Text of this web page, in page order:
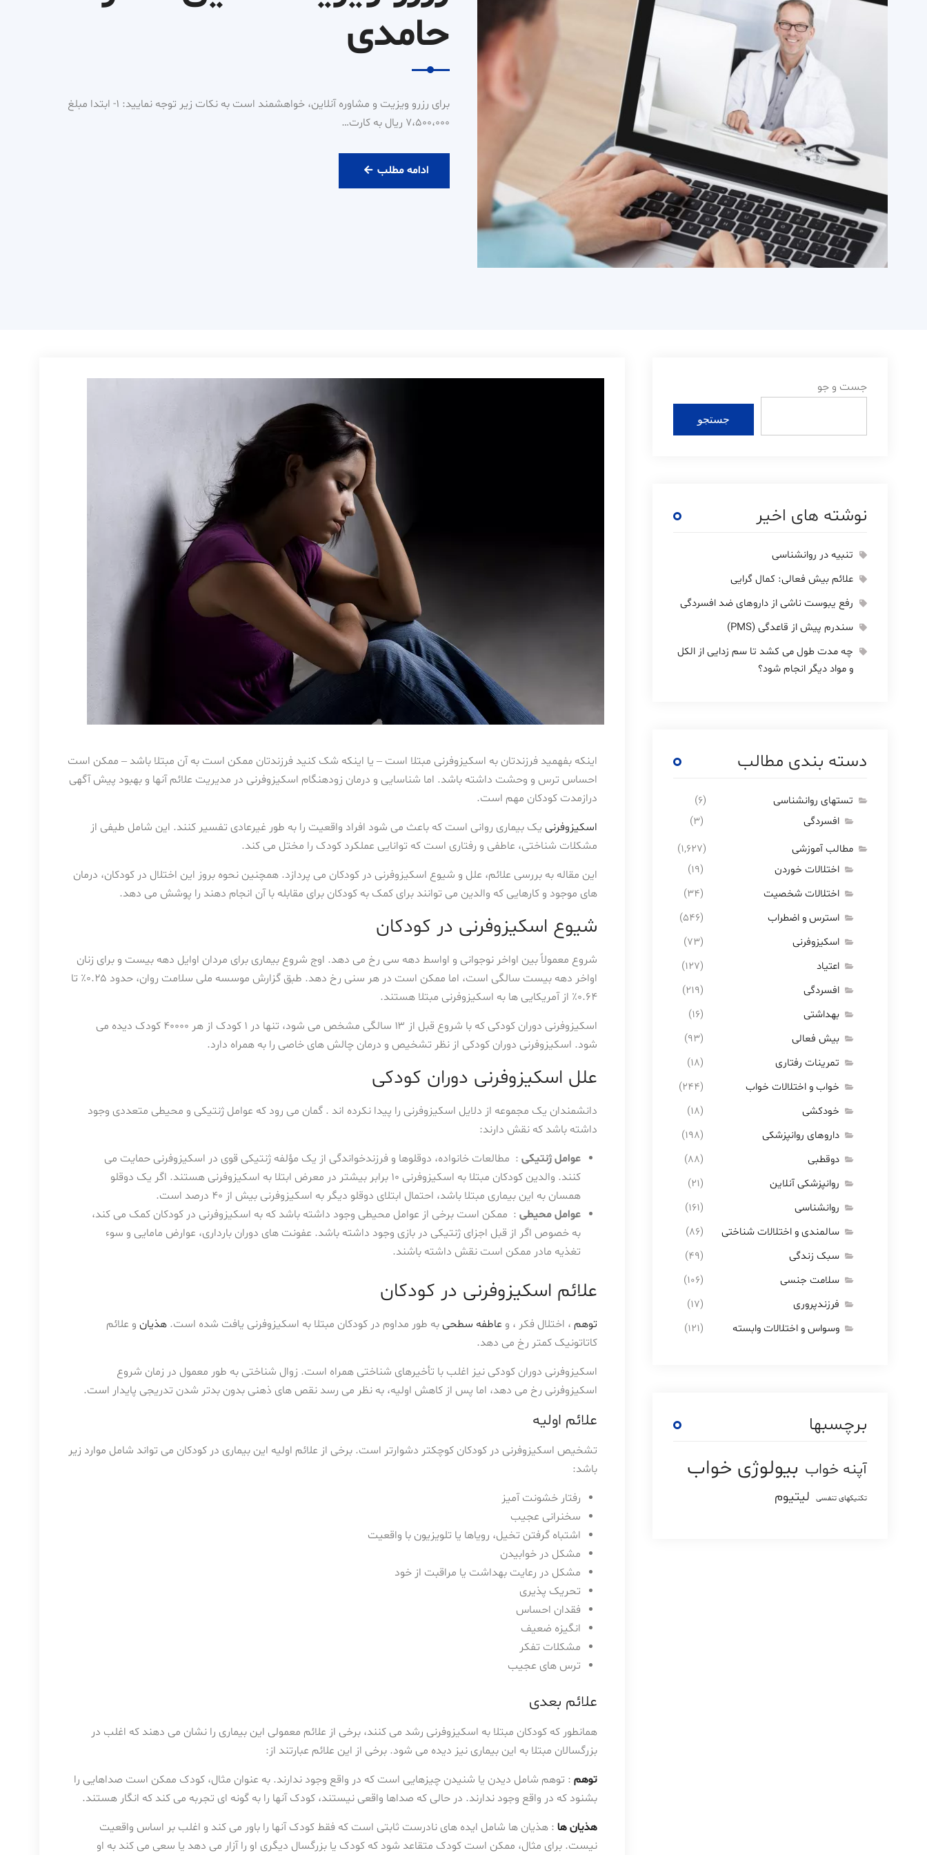
حامدی
برای رزرو ویزیت و مشاوره آنلاین، خواهشمند است به نکات زیر توجه نمایید: ۱- ابتدا مبلغ
۷،۵۰۰،۰۰۰ ریال به کارت…
ادامه مطلبرزرو
ویزیت
اینکه بفهمید فرزندتان به اسکیزوفرنی مبتلا است – یا اینکه شک کنید فرزندتان ممکن است به آن مبتلا باشد – ممکن است
احساس ترس و وحشت داشته باشد. اما شناسایی و درمان زودهنگام اسکیزوفرنی در مدیریت علائم آنها و بهبود پیش آگهی
درازمدت کودکان مهم است.
اسکیزوفرنی یک بیماری روانی است که باعث می شود افراد واقعیت را به طور غیرعادی تفسیر کنند. این شامل طیفی از
مشکلات شناختی، عاطفی و رفتاری است که توانایی عملکرد کودک را مختل می کند.
این مقاله به بررسی علائم، علل و شیوع اسکیزوفرنی در کودکان می پردازد. همچنین نحوه بروز این اختلال در کودکان، درمان
های موجود و کارهایی که والدین می توانند برای کمک به کودکان برای مقابله با آن انجام دهند را پوشش می دهد.
شیوع اسکیزوفرنی در کودکان
شروع معمولاً بین اواخر نوجوانی و اواسط دهه سی رخ می دهد. اوج شروع بیماری برای مردان اوایل دهه بیست و برای زنان
اواخر دهه بیست سالگی است، اما ممکن است در هر سنی رخ دهد. طبق گزارش موسسه ملی سلامت روان، حدود ۰.۲۵٪ تا
۰.۶۴٪ از آمریکایی ها به اسکیزوفرنی مبتلا هستند.
اسکیزوفرنی دوران کودکی که با شروع قبل از ۱۳ سالگی مشخص می شود، تنها در ۱ کودک از هر ۴۰۰۰۰ کودک دیده می
شود. اسکیزوفرنی دوران کودکی از نظر تشخیص و درمان چالش های خاصی را به همراه دارد.
علل اسکیزوفرنی دوران کودکی
دانشمندان یک مجموعه از دلایل اسکیزوفرنی را پیدا نکرده اند . گمان می رود که عوامل ژنتیکی و محیطی متعددی وجود
داشته باشد که نقش دارند:
عوامل ژنتیکی : مطالعات خانواده، دوقلوها و فرزندخواندگی از یک مؤلفه ژنتیکی قوی در اسکیزوفرنی حمایت می
کنند. والدین کودکان مبتلا به اسکیزوفرنی ۱۰ برابر بیشتر در معرض ابتلا به اسکیزوفرنی هستند. اگر یک دوقلو
همسان به این بیماری مبتلا باشد، احتمال ابتلای دوقلو دیگر به اسکیزوفرنی بیش از ۴۰ درصد است.
عوامل محیطی : ممکن است برخی از عوامل محیطی وجود داشته باشد که به اسکیزوفرنی در کودکان کمک می کند،
به خصوص اگر از قبل اجزای ژنتیکی در بازی وجود داشته باشد. عفونت های دوران بارداری، عوارض مامایی و سوء
تغذیه مادر ممکن است نقش داشته باشند.
علائم اسکیزوفرنی در کودکان
توهم ، اختلال فکر ، و عاطفه سطحی به طور مداوم در کودکان مبتلا به اسکیزوفرنی یافت شده است. هذیان و علائم
کاتاتونیک کمتر رخ می دهد.
اسکیزوفرنی دوران کودکی نیز اغلب با تأخیرهای شناختی همراه است. زوال شناختی به طور معمول در زمان شروع
اسکیزوفرنی رخ می دهد، اما پس از کاهش اولیه، به نظر می رسد نقص های ذهنی بدون بدتر شدن تدریجی پایدار است.
علائم اولیه
تشخیص اسکیزوفرنی در کودکان کوچکتر دشوارتر است. برخی از علائم اولیه این بیماری در کودکان می تواند شامل موارد زیر
باشد:
رفتار خشونت آمیز
سخنرانی عجیب
اشتباه گرفتن تخیل، رویاها یا تلویزیون با واقعیت
مشکل در خوابیدن
مشکل در رعایت بهداشت یا مراقبت از خود
تحریک پذیری
فقدان احساس
انگیزه ضعیف
مشکلات تفکر
ترس های عجیب
علائم بعدی
همانطور که کودکان مبتلا به اسکیزوفرنی رشد می کنند، برخی از علائم معمولی این بیماری را نشان می دهند که اغلب در
بزرگسالان مبتلا به این بیماری نیز دیده می شود. برخی از این علائم عبارتند از:
توهم : توهم شامل دیدن یا شنیدن چیزهایی است که در واقع وجود ندارند. به عنوان مثال، کودک ممکن است صداهایی را
بشنود که در واقع وجود ندارند. در حالی که صداها واقعی نیستند، کودک آنها را به گونه ای تجربه می کند که انگار هستند.
هذیان ها : هذیان ها شامل ایده های نادرست ثابتی است که فقط کودک آنها را باور می کند و اغلب بر اساس واقعیت
نیست. برای مثال، ممکن است کودک متقاعد شود که کودک یا بزرگسال دیگری او را آزار می دهد یا سعی می کند به او
جست و جو
جستجو
نوشته های اخیر
تنبیه در روانشناسی
علائم بیش فعالی: کمال گرایی
رفع یبوست ناشی از داروهای ضد افسردگی
سندرم پیش از قاعدگی (PMS)
چه مدت طول می کشد تا سم زدایی از الکل
و مواد دیگر انجام شود؟
دسته بندی مطالب
تستهای روانشناسی
(۶)
افسردگی
(۳)
مطالب آموزشی
(۱,۶۲۷)
اختلالات خوردن
(۱۹)
اختلالات شخصیت
(۳۴)
استرس و اضطراب
(۵۴۶)
اسکیزوفرنی
(۷۳)
اعتیاد
(۱۲۷)
افسردگی
(۲۱۹)
بهداشتی
(۱۶)
بیش فعالی
(۹۳)
تمرینات رفتاری
(۱۸)
خواب و اختلالات خواب
(۲۴۴)
خودکشی
(۱۸)
داروهای روانپزشکی
(۱۹۸)
دوقطبی
(۸۸)
روانپزشکی آنلاین
(۲۱)
روانشناسی
(۱۶۱)
سالمندی و اختلالات شناختی
(۸۶)
سبک زندگی
(۴۹)
سلامت جنسی
(۱۰۶)
فرزندپروری
(۱۷)
وسواس و اختلالات وابسته
(۱۲۱)
برچسبها
آپنه خواب بیولوژی خواب
تکنیکهای تنفسی لیتیوم